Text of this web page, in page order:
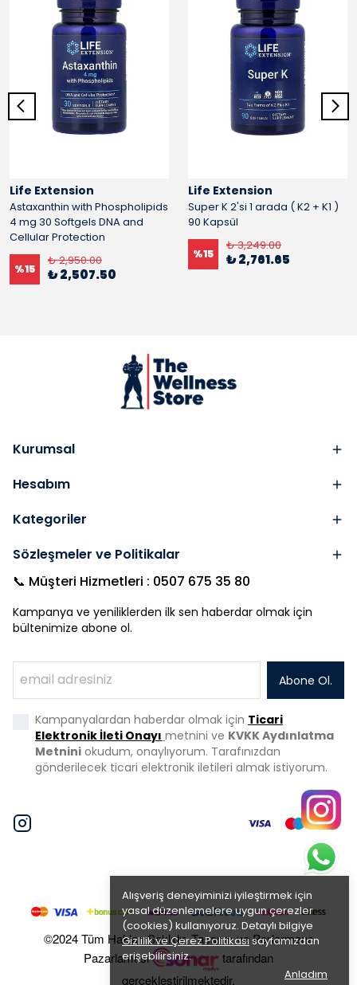
Alışveriş deneyiminizi iyileştirmek için
yasal düzenlemelere uygun çerezler
(cookies) kullanıyoruz. Detaylı bilgiye
Gizlilik ve Çerez Politikasısayfamızdan
erişebilirsiniz.
Anladım
Life Extension
Astaxanthin with Phospholipids
4 mg 30 Softgels DNA and
Cellular Protection
%15
₺ 2,950.00
₺ 2,507.50
Life Extension
Super K 2'si 1 arada ( K2 + K1 )
90 Kapsül
%15
₺ 3,249.00
₺ 2,761.65
Kurumsal
Hesabım
Kategoriler
Sözleşmeler ve Politikalar
📞 Müşteri Hizmetleri : 0507 675 35 80
Kampanya ve yeniliklerden ilk sen haberdar olmak için
bültenimize abone ol.
Abone Ol.
Kampanyalardan haberdar olmak için Ticari
Elektronik İleti Onayı metnini ve KVKK Aydınlatma
Metnini okudum, onaylıyorum. Tarafınızdan
gönderilecek ticari elektronik iletileri almak istiyorum.
©2024 Tüm Hakları Saklıdır. Tasarım ve Performans
Pazarlaması
tarafından
gerçekleştirilmektedir.